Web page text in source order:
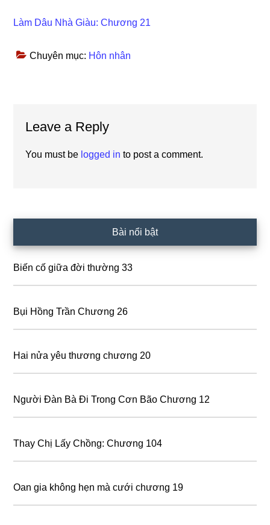
Làm Dâu Nhà Giàu: Chương 21
Chuyên mục: Hôn nhân
Interactions
Leave a Reply
You must be logged in to post a comment.
Sidebar
Bài nổi bật
Biến cố giữa đời thường 33
Bụi Hồng Trần Chương 26
Hai nửa yêu thương chương 20
Người Đàn Bà Đi Trong Cơn Bão Chương 12
Thay Chị Lấy Chồng: Chương 104
Oan gia không hẹn mà cưới chương 19